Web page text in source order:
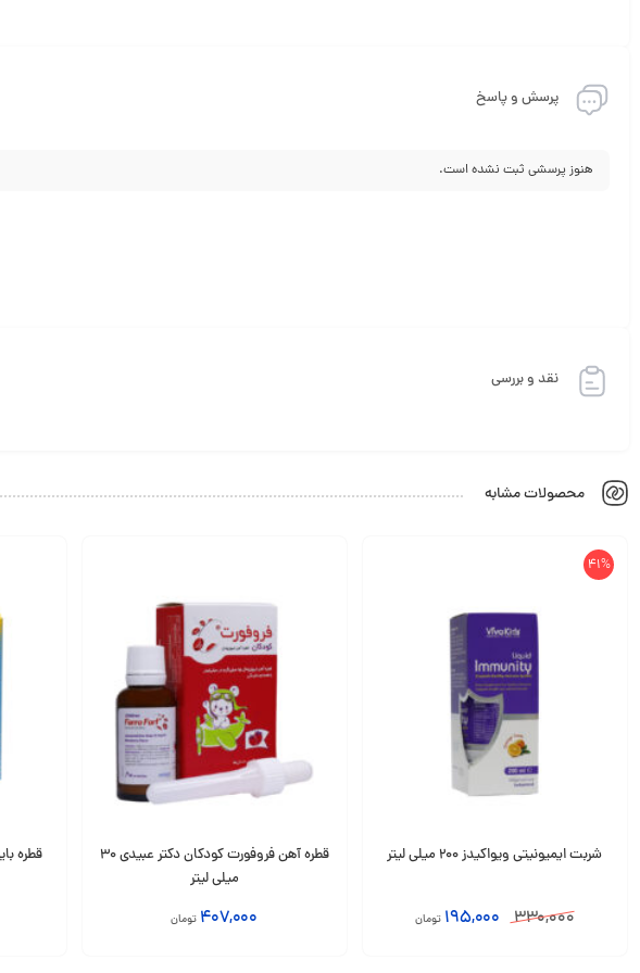
پرسش و پاسخ
هنوز پرسشی ثبت نشده است.
نقد و بررسی
محصولات مشابه
41%
شربت ایمیونیتی ویواکیدز 200 میلی لیتر
330,000
195,000 تومان
قطره آهن فروفورت کودکان دکتر عبیدی 30
میلی لیتر
407,000 تومان
قطره